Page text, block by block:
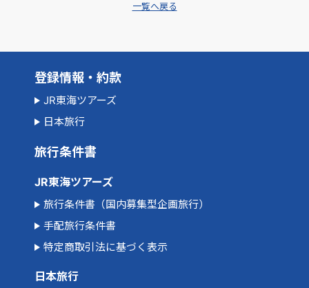
一覧へ戻る
登録情報・約款
JR東海ツアーズ
日本旅行
旅行条件書
JR東海ツアーズ
旅行条件書（国内募集型企画旅行）
手配旅行条件書
特定商取引法に基づく表示
日本旅行